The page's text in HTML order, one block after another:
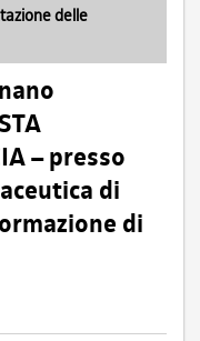
delle
– presso
di
di